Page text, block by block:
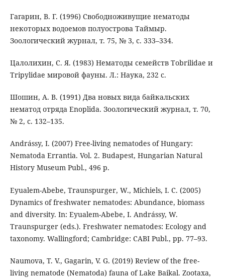
Гагарин, В. Г. (1996) Свободноживущие нематоды
некоторых водоемов полуострова Таймыр.
Зоологический журнал, т. 75, № 3, c. 333–334.
Цалолихин, С. Я. (1983) Нематоды семейств Tobrilidae и
Tripylidae мировой фауны. Л.: Наука, 232 c.
Шошин, А. В. (1991) Два новых вида байкальских
нематод отряда Enoplida. Зоологический журнал, т. 70,
№ 2, с. 132–135.
Andrássy, I. (2007) Free-living nematodes of Hungary:
Nematoda Errantia. Vol. 2. Budapest, Hungarian Natural
History Museum Publ., 496 p.
Eyualem-Abebe, Traunspurger, W., Michiels, I. C. (2005)
Dynamics of freshwater nematodes: Abundance, biomass
and diversity. In: Eyualem-Abebe, I. Andrássy, W.
Traunspurger (eds.). Freshwater nematodes: Ecology and
taxonomy. Wallingford; Cambridge: CABI Publ., pp. 77–93.
Naumova, T. V., Gagarin, V. G. (2019) Review of the free-
living nematode (Nematoda) fauna of Lake Baikal. Zootaxa,